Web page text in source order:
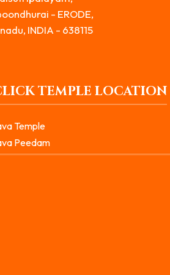
- ERODE,
INDIA - 638115
TEMPLE LOCATION
Temple
Peedam